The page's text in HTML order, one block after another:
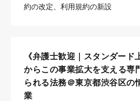
約の改定、利用規約の新設
《弁護士歓迎｜スタンダード
からこの事業拡大を支える専
られる法務＠東京都渋谷区の
業